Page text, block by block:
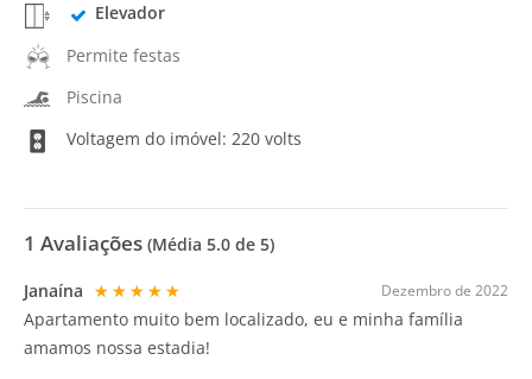
Elevador
Permite festas
Piscina
Voltagem do imóvel: 220 volts
1 Avaliações (Média 5.0 de 5)
Dezembro de 2022
Janaína ★★★★★
Apartamento muito bem localizado, eu e minha família
amamos nossa estadia!